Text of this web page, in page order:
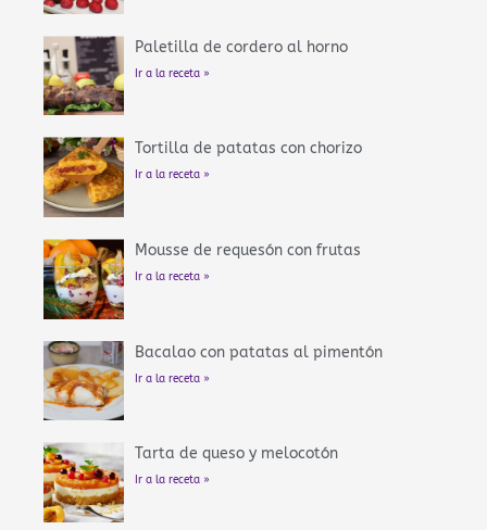
Paletilla de cordero al horno
Ir a la receta »
Tortilla de patatas con chorizo
Ir a la receta »
Mousse de requesón con frutas
Ir a la receta »
Bacalao con patatas al pimentón
Ir a la receta »
Tarta de queso y melocotón
Ir a la receta »